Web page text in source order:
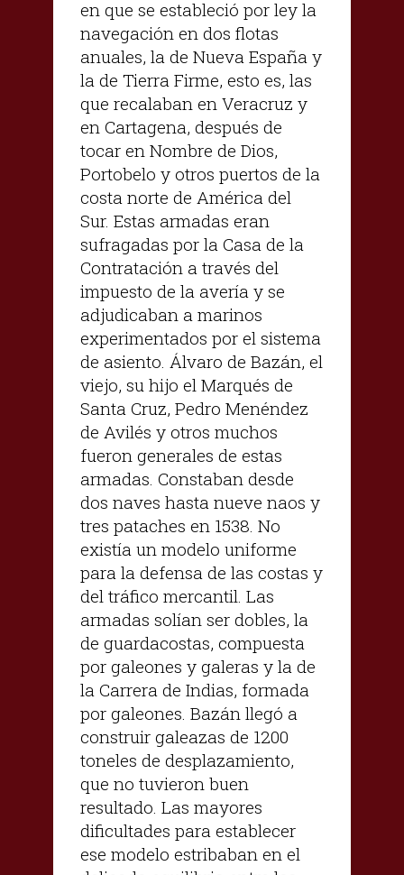
en que se estableció por ley la
navegación en dos flotas
anuales, la de Nueva España y
la de Tierra Firme, esto es, las
que recalaban en Veracruz y
en Cartagena, después de
tocar en Nombre de Dios,
Portobelo y otros puertos de la
costa norte de América del
Sur. Estas armadas eran
sufragadas por la Casa de la
Contratación a través del
impuesto de la avería y se
adjudicaban a marinos
experimentados por el sistema
de asiento. Álvaro de Bazán, el
viejo, su hijo el Marqués de
Santa Cruz, Pedro Menéndez
de Avilés y otros muchos
fueron generales de estas
armadas. Constaban desde
dos naves hasta nueve naos y
tres pataches en 1538. No
existía un modelo uniforme
para la defensa de las costas y
del tráfico mercantil. Las
armadas solían ser dobles, la
de guardacostas, compuesta
por galeones y galeras y la de
la Carrera de Indias, formada
por galeones. Bazán llegó a
construir galeazas de 1200
toneles de desplazamiento,
que no tuvieron buen
resultado. Las mayores
dificultades para establecer
ese modelo estribaban en el